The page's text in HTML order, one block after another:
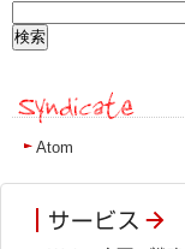
Atom